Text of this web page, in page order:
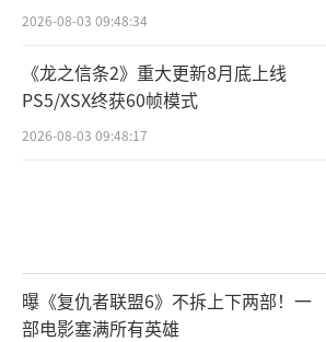
2026-08-03 09:48:34
《龙之信条2》重大更新8月底上线
PS5/XSX终获60帧模式
2026-08-03 09:48:17
曝《复仇者联盟6》不拆上下两部！一
部电影塞满所有英雄